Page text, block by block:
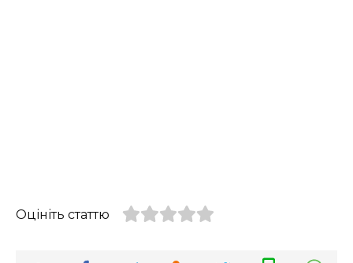
Оцініть статтю